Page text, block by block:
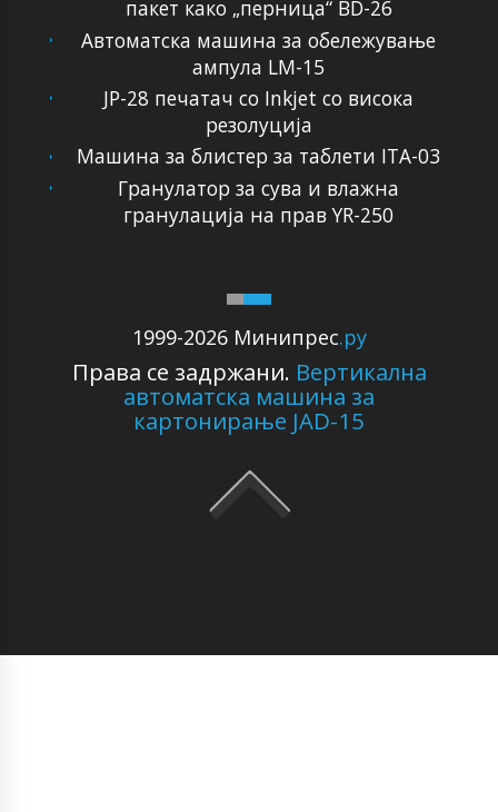
1999-2026 Минипрес.ру
Права се задржани. Вертикална
автоматска машина за
картонирање JAD-15
пакет како „перница“ BD-26
Автоматска машина за обележување
ампула LM-15
JP-28 печатач со Inkjet со висока
резолуција
Машина за блистер за таблети ITA-03
Гранулатор за сува и влажна
гранулација на прав YR-250